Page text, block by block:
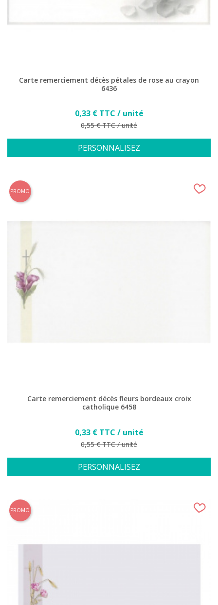
Carte remerciement décès pétales de rose au crayon
6436
Prix
0,33 € TTC / unité
Prix de base
0,55 € TTC / unité
PERSONNALISEZ
Carte remerciement décès fleurs bordeaux croix
catholique 6458
Prix
0,33 € TTC / unité
Prix de base
0,55 € TTC / unité
PERSONNALISEZ
PROMO
PROMO